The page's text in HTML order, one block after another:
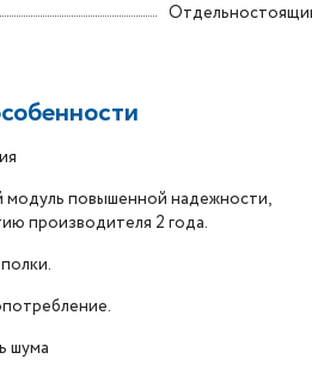
модуль повышенной надежности,
производителя 2 года.
шума